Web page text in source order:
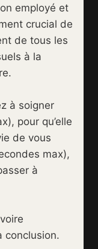
employé et
crucial de
de tous les
à la
à soigner
pour qu’elle
de vous
max),
à
conclusion.